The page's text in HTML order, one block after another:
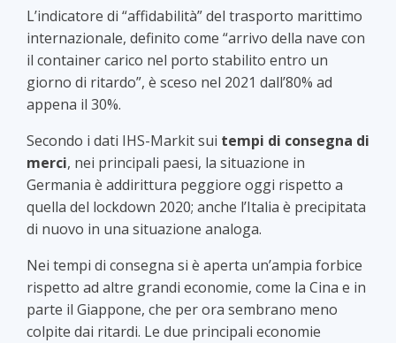
L’indicatore di “affidabilità” del trasporto marittimo
internazionale, definito come “arrivo della nave con
il container carico nel porto stabilito entro un
giorno di ritardo”, è sceso nel 2021 dall’80% ad
appena il 30%.
Secondo i dati IHS-Markit sui tempi di consegna di
merci, nei principali paesi, la situazione in
Germania è addirittura peggiore oggi rispetto a
quella del lockdown 2020; anche l’Italia è precipitata
di nuovo in una situazione analoga.
Nei tempi di consegna si è aperta un’ampia forbice
rispetto ad altre grandi economie, come la Cina e in
parte il Giappone, che per ora sembrano meno
colpite dai ritardi. Le due principali economie